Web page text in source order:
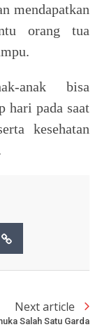
mendapatkan
orang tua
anak bisa
hari pada saat
kesehatan
Next article
Salah Satu Garda